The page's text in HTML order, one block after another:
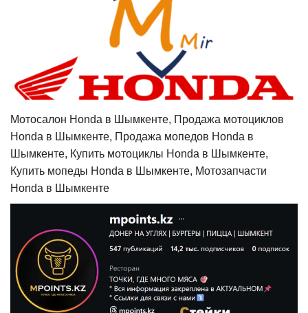
Мотосалон Honda в Шымкенте, Продажа мотоциклов
Honda в Шымкенте, Продажа мопедов Honda в
Шымкенте, Купить мотоциклы Honda в Шымкенте,
Купить мопеды Honda в Шымкенте, Мотозапчасти
Honda в Шымкенте